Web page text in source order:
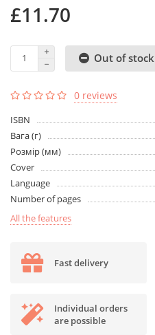
£11.70
Out of stock
0 reviews
ISBN
Вага (г)
Розмір (мм)
Cover
Language
Number of pages
All the features
Fast delivery
Individual orders
are possible